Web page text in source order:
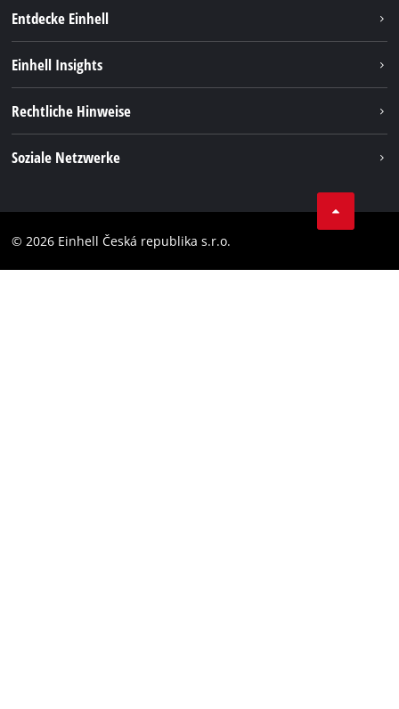
Entdecke Einhell
Akkusystem
Einhell Insights
Rechtliche Hinweise
Barrierefreiheits-Erklärung
Soziale Netzwerke
Instagram
© 2026 Einhell Česká republika s.r.o.